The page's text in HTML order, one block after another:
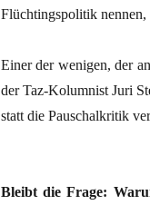
Flüchtingspolitik nennen,
Einer der wenigen, der
der Taz-Kolumnist Juri
statt die Pauschalkritik
Bleibt die Frage: